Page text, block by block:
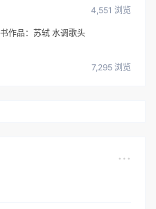
4,551 浏览
杜灼山书法篆书作品：苏轼 水调歌头
7,295 浏览